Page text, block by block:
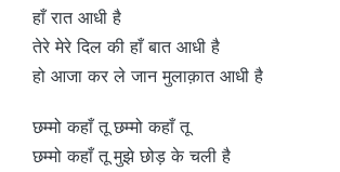
हाँ रात आधी है
तेरे मेरे दिल की हाँ बात आधी है
हो आजा कर ले जान मुलाक़ात आधी है
छम्मो कहाँ तू छम्मो कहाँ तू
छम्मो कहाँ तू मुझे छोड़ के चली है